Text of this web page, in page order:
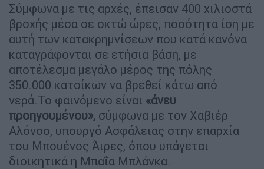
Σύμφωνα με τις αρχές, έπεισαν 400 χιλιοστά
βροχής μέσα σε οκτώ ώρες, ποσότητα ίση με
αυτή των κατακρημνίσεων που κατά κανόνα
καταγράφονται σε ετήσια βάση, με
αποτέλεσμα μεγάλο μέρος της πόλης
350.000 κατοίκων να βρεθεί κάτω από
νερά.Το φαινόμενο είναι «άνευ
προηγουμένου», σύμφωνα με τον Χαβιέρ
Αλόνσο, υπουργό Ασφάλειας στην επαρχία
του Μπουένος Άιρες, όπου υπάγεται
διοικητικά η Μπαΐα Μπλάνκα.